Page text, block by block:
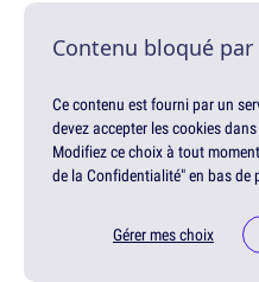
Contenu bloqué
Ce contenu est fourni par un
devez accepter les cookies
Modifiez ce choix à tout
de la Confidentialité" en bas de
Gérer mes choix